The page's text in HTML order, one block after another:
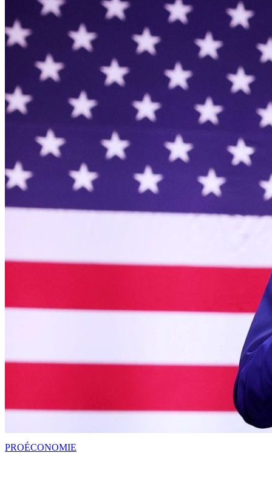
PROÉCONOMIE